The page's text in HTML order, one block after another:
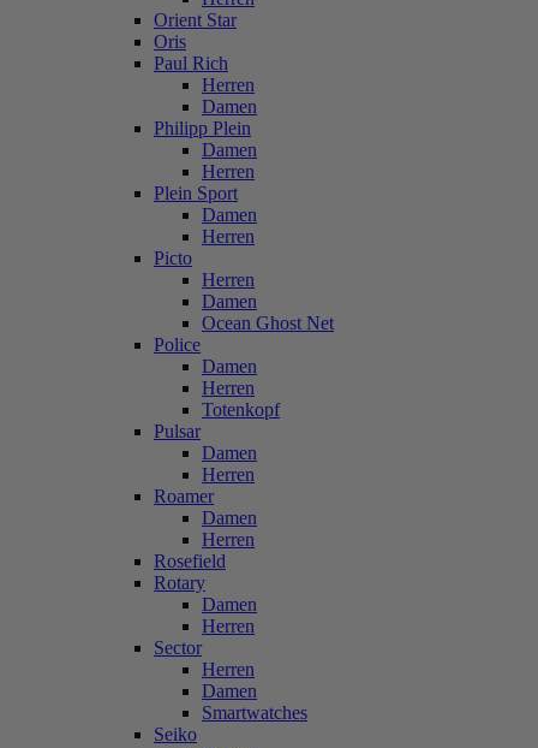
Orient Star
Oris
Paul Rich
Herren
Damen
Philipp Plein
Damen
Herren
Plein Sport
Damen
Herren
Picto
Herren
Damen
Ocean Ghost Net
Police
Damen
Herren
Totenkopf
Pulsar
Damen
Herren
Roamer
Damen
Herren
Rosefield
Rotary
Damen
Herren
Sector
Herren
Damen
Smartwatches
Seiko